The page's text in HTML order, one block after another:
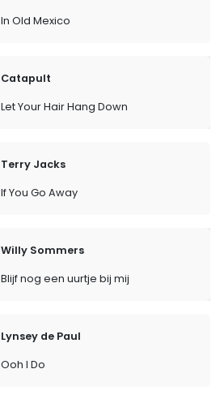
In Old Mexico
Catapult
Let Your Hair Hang Down
Terry Jacks
If You Go Away
Willy Sommers
Blijf nog een uurtje bij mij
Lynsey de Paul
Ooh I Do